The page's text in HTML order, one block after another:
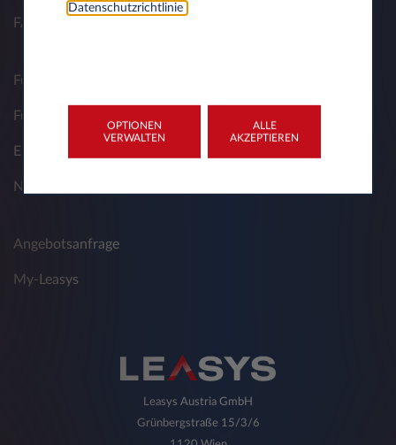
FAQ
Full-Service-Leasing für Gewerbekunden
Fuhrparkmanager
Elektromobilität
Nützliche Dokumente
Angebotsanfrage
My-Leasys
Leasys Austria GmbH
Grünbergstraße 15/3/6
Datenschutzrichtlinie.
OPTIONEN
VERWALTEN
ALLE
AKZEPTIEREN